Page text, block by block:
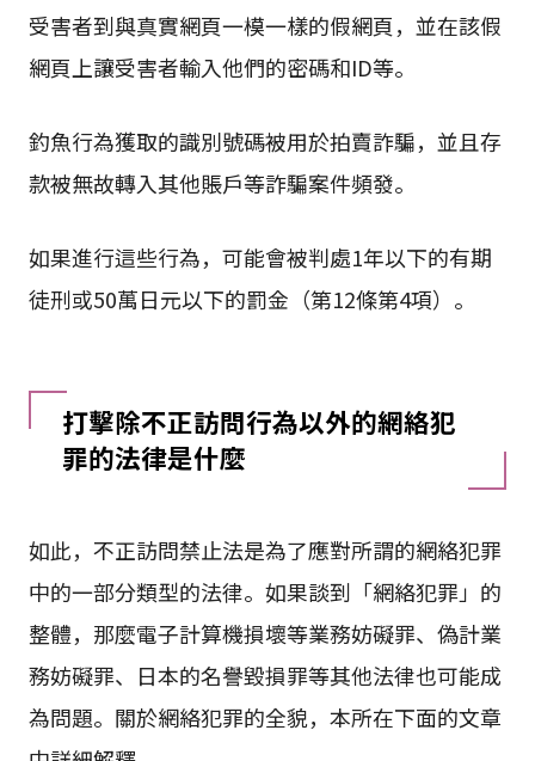
受害者到與真實網頁一模一樣的假網頁，並在該假
網頁上讓受害者輸入他們的密碼和ID等。
釣魚行為獲取的識別號碼被用於拍賣詐騙，並且存
款被無故轉入其他賬戶等詐騙案件頻發。
如果進行這些行為，可能會被判處1年以下的有期
徒刑或50萬日元以下的罰金（第12條第4項）。
打擊除不正訪問行為以外的網絡犯
罪的法律是什麼
如此，不正訪問禁止法是為了應對所謂的網絡犯罪
中的一部分類型的法律。如果談到「網絡犯罪」的
整體，那麼電子計算機損壞等業務妨礙罪、偽計業
務妨礙罪、日本的名譽毀損罪等其他法律也可能成
為問題。關於網絡犯罪的全貌，本所在下面的文章